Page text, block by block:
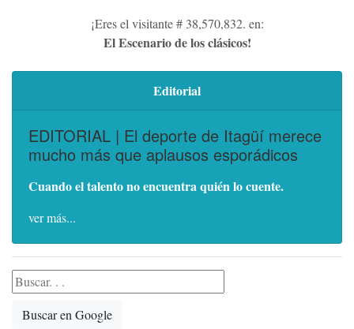
¡Eres el visitante # 38,570,832. en:
El Escenario de los clásicos!
Editorial
EDITORIAL | El deporte de Itagüí merece
mucho más que aplausos esporádicos
Cuando el talento no encuentra quién lo cuente.
ver más...
Buscar en Google